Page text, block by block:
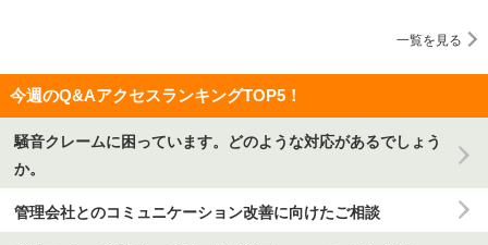
一覧を見る
今週のQ&AアクセスランキングTOP5！
騒音クレームに困っています。どのような対応があるでしょう
か。
管理会社とのコミュニケーション改善に向けたご相談